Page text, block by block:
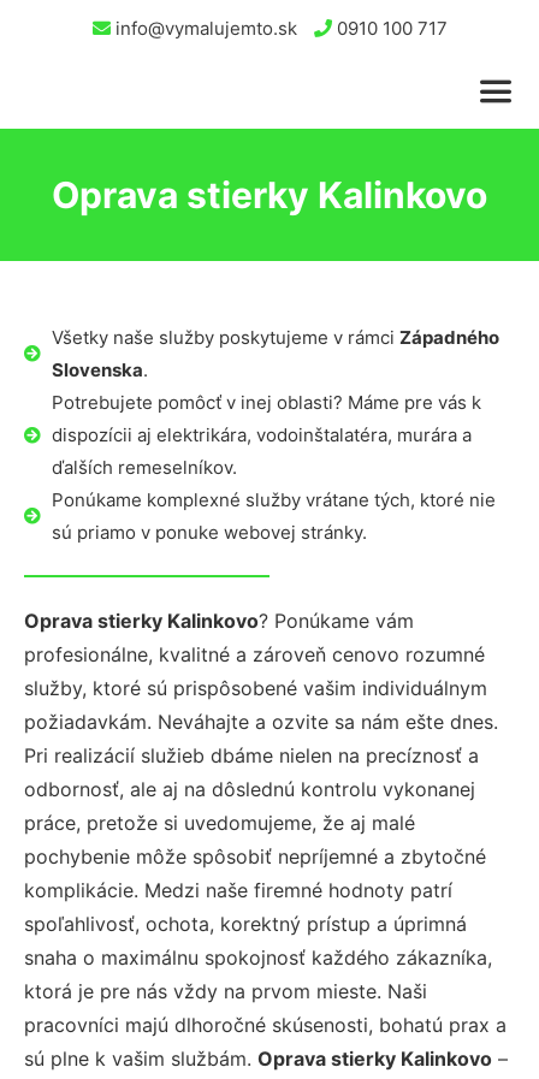
info@vymalujemto.sk 0910 100 717
Oprava stierky Kalinkovo
Všetky naše služby poskytujeme v rámci Západného
Slovenska.
Potrebujete pomôcť v inej oblasti? Máme pre vás k
dispozícii aj elektrikára, vodoinštalatéra, murára a
ďalších remeselníkov.
Ponúkame komplexné služby vrátane tých, ktoré nie
sú priamo v ponuke webovej stránky.
Oprava stierky Kalinkovo? Ponúkame vám
profesionálne, kvalitné a zároveň cenovo rozumné
služby, ktoré sú prispôsobené vašim individuálnym
požiadavkám. Neváhajte a ozvite sa nám ešte dnes.
Pri realizácií služieb dbáme nielen na precíznosť a
odbornosť, ale aj na dôslednú kontrolu vykonanej
práce, pretože si uvedomujeme, že aj malé
pochybenie môže spôsobiť nepríjemné a zbytočné
komplikácie. Medzi naše firemné hodnoty patrí
spoľahlivosť, ochota, korektný prístup a úprimná
snaha o maximálnu spokojnosť každého zákazníka,
ktorá je pre nás vždy na prvom mieste. Naši
pracovníci majú dlhoročné skúsenosti, bohatú prax a
sú plne k vašim službám. Oprava stierky Kalinkovo –